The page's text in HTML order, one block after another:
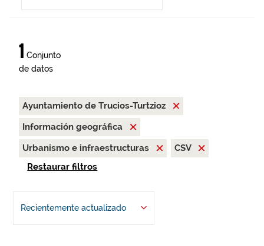
1 Conjunto
de datos
Ayuntamiento de Trucios-Turtzioz
Información geográfica
Urbanismo e infraestructuras
CSV
Restaurar filtros
Recientemente actualizado